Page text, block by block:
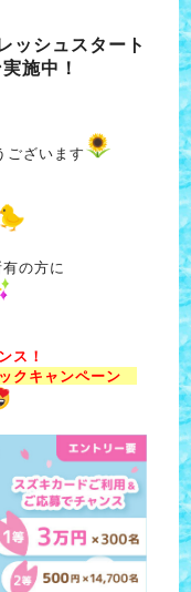
ッシュスタート
施中！
ございます
有の方に
ス！
クキャンペーン